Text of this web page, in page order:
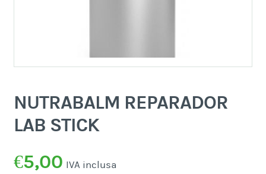
NUTRABALM REPARADOR
LAB STICK
€5,00 IVA inclusa